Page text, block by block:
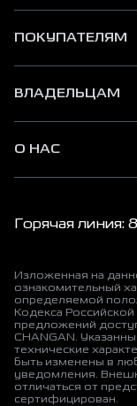
ПОКУПАТЕЛЯМ
ВЛАДЕЛЬЦАМ
О НАС
Горячая линия:
Изложенная на
ознакомительный
определяемой
Кодекса
предложений
CHANGAN.
технические
быть изменены в
уведомления.
отличаться от
сертифицирован.